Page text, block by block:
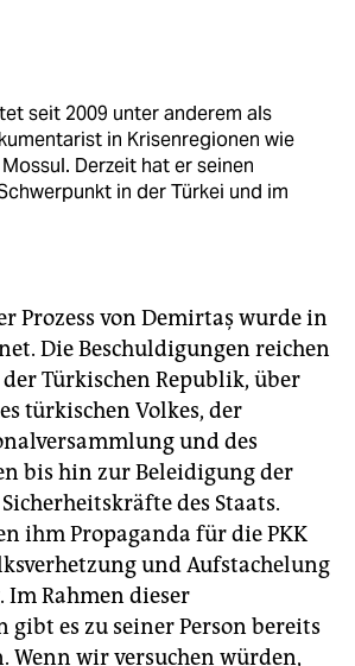
seit 2009 unter anderem als
in Krisenregionen wie
Derzeit hat er seinen
in der Türkei und im
Prozess von Demirtaş wurde in
Die Beschuldigungen reichen
Türkischen Republik, über
türkischen Volkes, der
und des
bis hin zur Beleidigung der
des Staats.
ihm Propaganda für die PKK
und Aufstachelung
Im Rahmen dieser
gibt es zu seiner Person bereits
Wenn wir versuchen würden,